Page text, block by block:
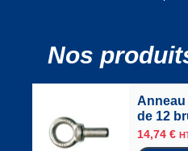
Nos
Anneau
de 12
14,74 €